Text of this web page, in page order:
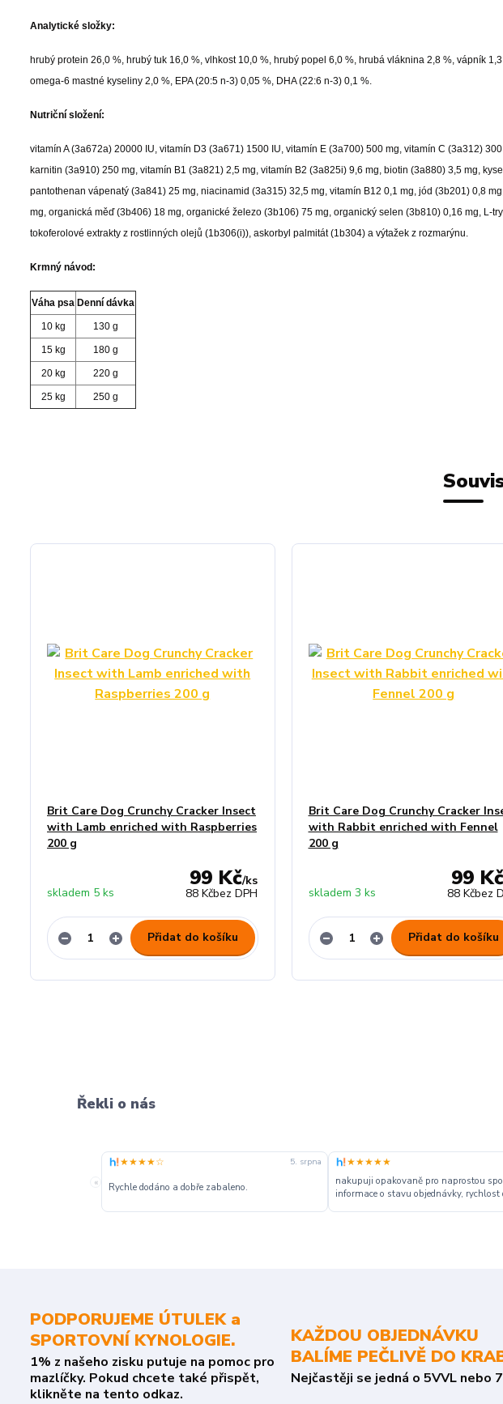
Analytické složky:
hrubý protein 26,0 %, hrubý tuk 16,0 %, vlhkost 10,0 %, hrubý popel 6,0 %, hrubá vláknina 2,8 %, vápník
omega-6 mastné kyseliny 2,0 %, EPA (20:5 n-3) 0,05 %, DHA (22:6 n-3) 0,1 %.
Nutriční složení:
vitamín A (3a672a) 20000 IU, vitamín D3 (3a671) 1500 IU, vitamín E (3a700) 500 mg, vitamín C (3a312)
karnitin (3a910) 250 mg, vitamín B1 (3a821) 2,5 mg, vitamín B2 (3a825i) 9,6 mg, biotin (3a880) 3,5 mg,
pantothenan vápenatý (3a841) 25 mg, niacinamid (3a315) 32,5 mg, vitamín B12 0,1 mg, jód (3b201) 0,8
mg, organická měď (3b406) 18 mg, organické železo (3b106) 75 mg, organický selen (3b810) 0,16 mg, L-
tokoferolové extrakty z rostlinných olejů (1b306(i)), askorbyl palmitát (1b304) a výtažek z rozmarýnu.
Krmný návod:
Váha psa Denní dávka
10 kg 130 g
15 kg 180 g
20 kg 220 g
25 kg 250 g
Brit Care Dog Crunchy Cracker Insect
with Lamb enriched with Raspberries
200 g
99 Kč/ks
88 Kčbez DPH
skladem 5 ks
Přidat do košíku
Brit Care Dog Crunchy Cracker
with Rabbit enriched with Fennel
200 g
99 Kč
88 Kčbez
skladem 3 ks
Přidat do košíku
Řekli o nás
«
★★★★☆ 5. srpna
Rychle dodáno a dobře zabaleno.
★★★★★
nakupuji opakovaně pro naprostou
informace o stavu objednávky, rychlost
PODPORUJEME ÚTULEK a
SPORTOVNÍ KYNOLOGIE.
1% z našeho zisku putuje na pomoc pro
mazlíčky. Pokud chcete také přispět,
klikněte na tento odkaz.
KAŽDOU OBJEDNÁVKU
BALÍME PEČLIVĚ DO
Nejčastěji se jedná o 5VVL nebo